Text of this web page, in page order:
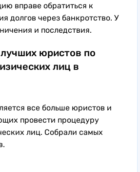
вправе обратиться к
долгов через банкротство. У
и последствия.
юристов по
лиц в
все больше юристов и
провести процедуру
лиц. Собрали самых